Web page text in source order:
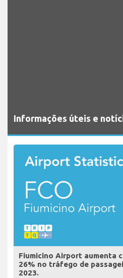
Informações úteis e
Fiumicino Airport aumenta
26% no tráfego de
2023.